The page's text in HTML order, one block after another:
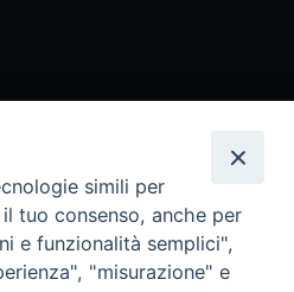
simili per
tuo consenso, anche per
e funzionalità semplici",
"misurazione" e